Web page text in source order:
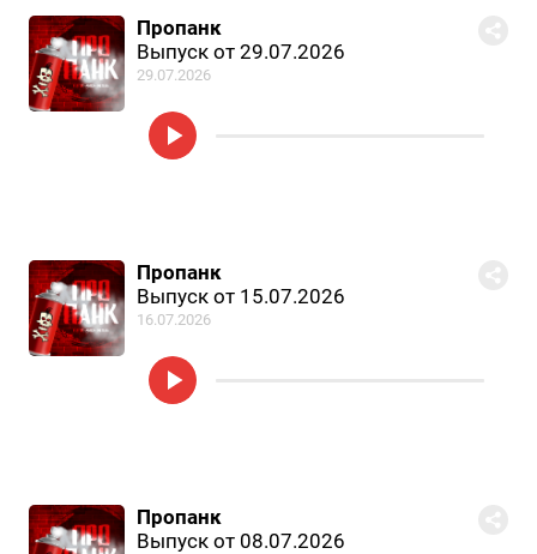
Пропанк
Выпуск от 29.07.2026
29.07.2026
Пропанк
Выпуск от 15.07.2026
16.07.2026
Пропанк
Выпуск от 08.07.2026